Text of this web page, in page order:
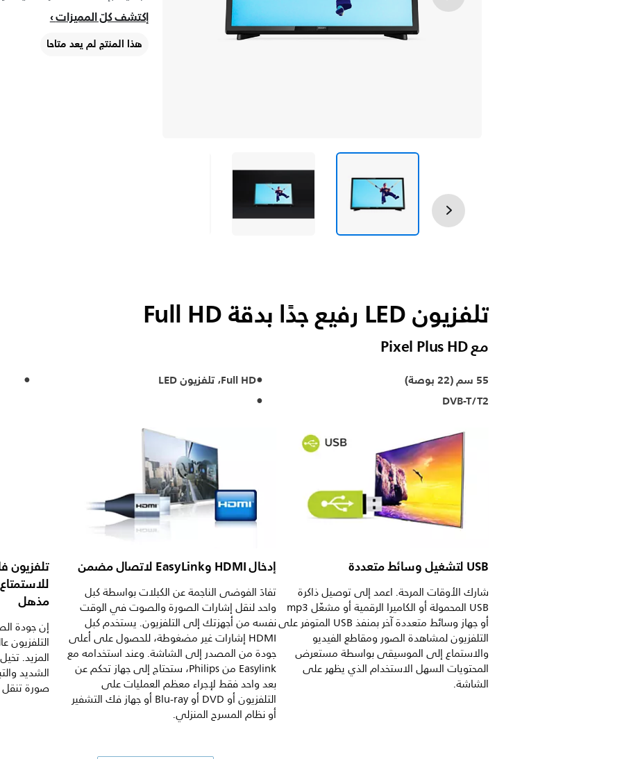
إكتشف كلّ المميزات
هذا المنتج لم يعد متاحا
تلفزيون LED رفيع جدًا بدقة Full HD
مع Pixel Plus HD
55 سم (22 بوصة)
Full HD، تلفزيون LED
DVB-T/T2
USB لتشغيل وسائط متعددة
شارك الأوقات المرحة. اعمد إلى توصيل ذاكرة
USB المحمولة أو الكاميرا الرقمية أو مشغّل mp3
أو جهاز وسائط متعددة آخر بمنفذ USB المتوفر على
التلفزيون لمشاهدة الصور ومقاطع الفيديو
والاستماع إلى الموسيقى بواسطة مستعرض
المحتويات السهل الاستخدام الذي يظهر على
الشاشة.
إدخال HDMI وEasyLink لاتصال مضمن
تفادَ الفوضى الناجمة عن الكبلات بواسطة كبل
واحد لنقل إشارات الصورة والصوت في الوقت
نفسه من أجهزتك إلى التلفزيون. يستخدم كبل
HDMI إشارات غير مضغوطة، للحصول على أعلى
جودة من المصدر إلى الشاشة. وعند استخدامه مع
Easylink من Philips، ستحتاج إلى جهاز تحكم عن
بعد واحد فقط لإجراء معظم العمليات على
التلفزيون أو DVD أو Blu-ray أو جهاز فك التشفير
أو نظام المسرح المنزلي.
مذهل
إن جودة
التلفزيون
المزيد.
الشديد
صورة تنقل